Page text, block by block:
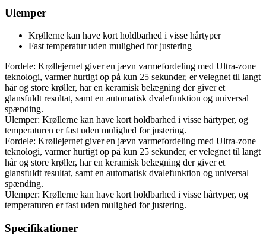
Ulemper
Krøllerne kan have kort holdbarhed i visse hårtyper
Fast temperatur uden mulighed for justering
Fordele: Krøllejernet giver en jævn varmefordeling med Ultra-zone
teknologi, varmer hurtigt op på kun 25 sekunder, er velegnet til langt
hår og store krøller, har en keramisk belægning der giver et
glansfuldt resultat, samt en automatisk dvalefunktion og universal
spænding.
Ulemper: Krøllerne kan have kort holdbarhed i visse hårtyper, og
temperaturen er fast uden mulighed for justering.
Fordele: Krøllejernet giver en jævn varmefordeling med Ultra-zone
teknologi, varmer hurtigt op på kun 25 sekunder, er velegnet til langt
hår og store krøller, har en keramisk belægning der giver et
glansfuldt resultat, samt en automatisk dvalefunktion og universal
spænding.
Ulemper: Krøllerne kan have kort holdbarhed i visse hårtyper, og
temperaturen er fast uden mulighed for justering.
Specifikationer